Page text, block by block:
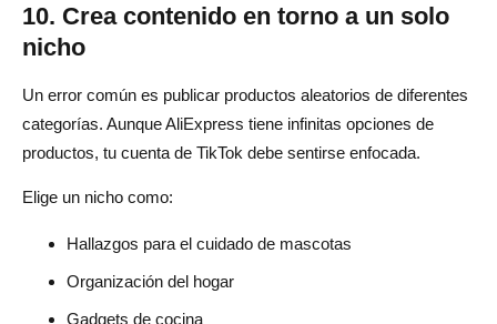
10. Crea contenido en torno a un solo
nicho
Un error común es publicar productos aleatorios de diferentes
categorías. Aunque AliExpress tiene infinitas opciones de
productos, tu cuenta de TikTok debe sentirse enfocada.
Elige un nicho como:
Hallazgos para el cuidado de mascotas
Organización del hogar
Gadgets de cocina